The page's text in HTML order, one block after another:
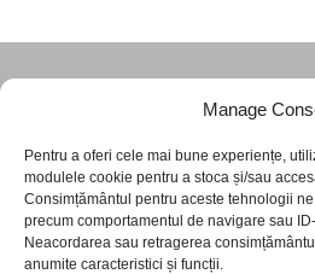
Manage
Pentru a oferi cele mai bune experiențe,
modulele cookie pentru a stoca și/sau
Consimțământul pentru aceste tehnologii
precum comportamentul de navigare sau
Neacordarea sau retragerea
anumite caracteristici și funcții.